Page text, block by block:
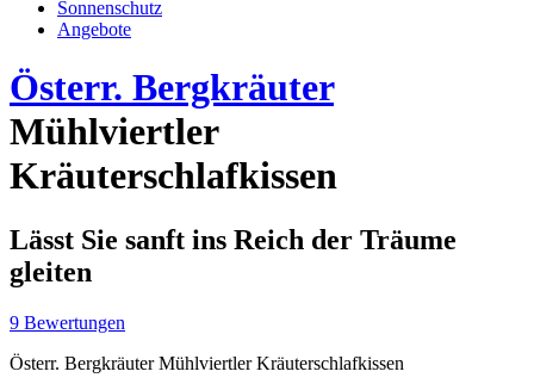
Sonnenschutz
Angebote
Österr. Bergkräuter
Mühlviertler
Kräuterschlafkissen
Lässt Sie sanft ins Reich der Träume
gleiten
9 Bewertungen
Österr. Bergkräuter Mühlviertler Kräuterschlafkissen